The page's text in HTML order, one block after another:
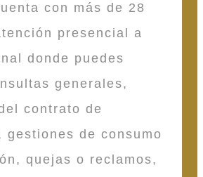
con más de 28
presencial a
donde puedes
generales,
contrato de
gestiones de consumo
quejas o reclamos,